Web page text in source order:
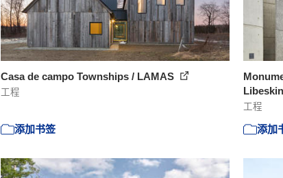
Casa de campo Townships / LAMAS
工程
添加书签
工程
添加